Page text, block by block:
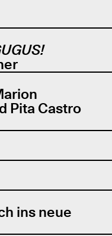
Pita Castro
ins neue